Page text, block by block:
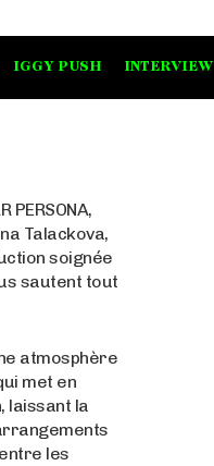
IGGY PUSH INTERVIEW
PERSONA,
Talackova,
soignée
sautent tout
atmosphère
met en
laissant la
les